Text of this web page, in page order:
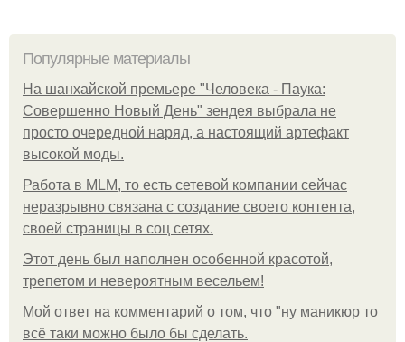
Популярные материалы
На шанхайской премьере "Человека - Паука:
Совершенно Новый День" зендея выбрала не
просто очередной наряд, а настоящий артефакт
высокой моды.
Работа в MLM, то есть сетевой компании сейчас
неразрывно связана с создание своего контента,
своей страницы в соц сетях.
Этот день был наполнен особенной красотой,
трепетом и невероятным весельем!
Мой ответ на комментарий о том, что "ну маникюр то
всё таки можно было бы сделать.